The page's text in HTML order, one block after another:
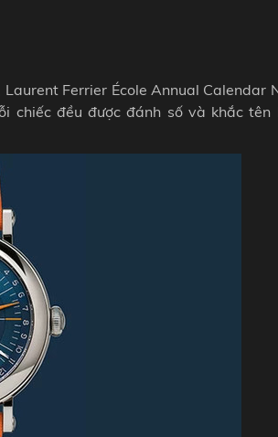
Ferrier École Annual Calendar
chiếc đều được đánh số và khắc tên